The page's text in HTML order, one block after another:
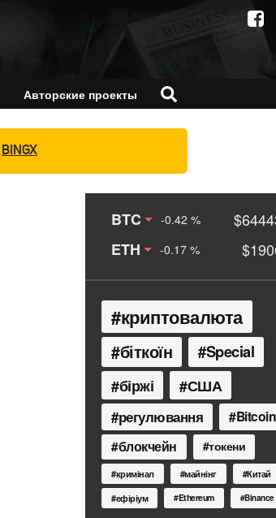
Авторские проекты
BINGX
BTC -0.42 %
ETH
-0.17 %
криптовалюта
біткоїн Special
біржі США
регулювання Bitcoin
блокчейн токени
кримінал майнінг
Китай
ефіріум
Ethereum Binance